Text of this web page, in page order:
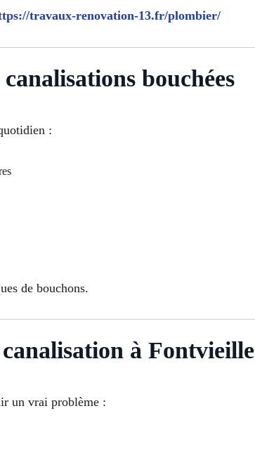
travaux-renovation-13.fr/plombier/
bouchées
:
de bouchons.
à Fontvieille
un vrai problème :